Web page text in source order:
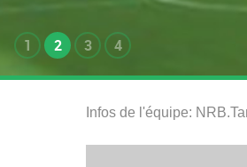
1 2 3 4
Infos de l'équipe: